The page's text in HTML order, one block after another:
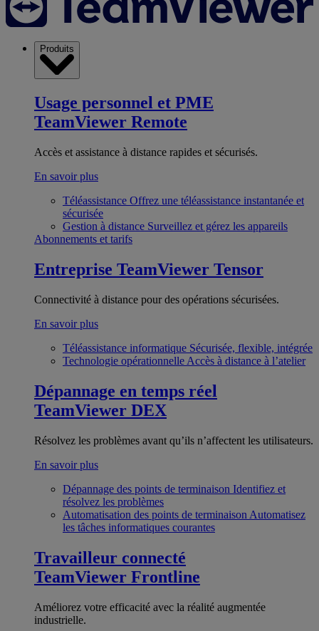
Produits
Usage personnel et PME
TeamViewer Remote
Accès et assistance à distance rapides et sécurisés.
En savoir plus
Téléassistance Offrez une téléassistance instantanée et
sécurisée
Gestion à distance Surveillez et gérez les appareils
Abonnements et tarifs
Entreprise TeamViewer Tensor
Connectivité à distance pour des opérations sécurisées.
En savoir plus
Téléassistance informatique Sécurisée, flexible, intégrée
Technologie opérationnelle Accès à distance à l’atelier
Dépannage en temps réel
TeamViewer DEX
Résolvez les problèmes avant qu’ils n’affectent les utilisateurs.
En savoir plus
Dépannage des points de terminaison Identifiez et
résolvez les problèmes
Automatisation des points de terminaison Automatisez
les tâches informatiques courantes
Travailleur connecté
TeamViewer Frontline
Améliorez votre efficacité avec la réalité augmentée
industrielle.